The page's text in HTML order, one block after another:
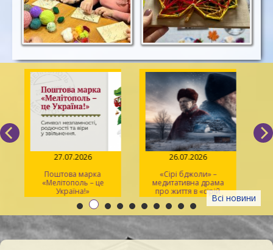
Всі новини
27.07.2026
Поштова марка
«Мелітополь – це
Україна!»
26.07.2026
«Сірі бджоли» –
медитативна драма
про життя в «сірій
зоні»